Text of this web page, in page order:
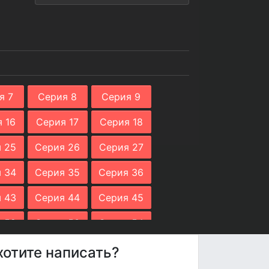
7 Серия 8 Серия 9
16 Серия 17 Серия 18
25 Серия 26 Серия 27
34 Серия 35 Серия 36
43 Серия 44 Серия 45
52 Серия 53 Серия 54
61 Серия 62 Серия 63
написать?